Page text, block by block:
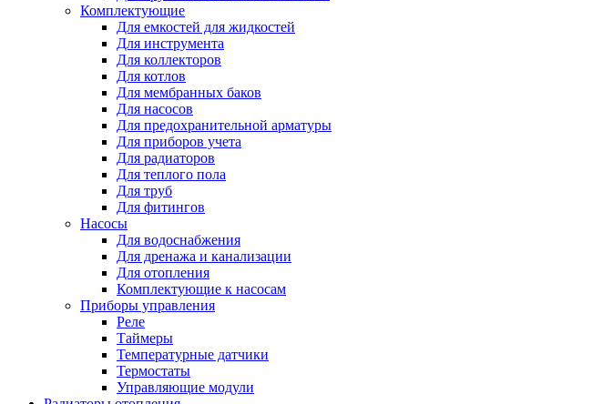
Комплектующие
Для емкостей для жидкостей
Для инструмента
Для коллекторов
Для котлов
Для мембранных баков
Для насосов
Для предохранительной арматуры
Для приборов учета
Для радиаторов
Для теплого пола
Для труб
Для фитингов
Насосы
Для водоснабжения
Для дренажа и канализации
Для отопления
Комплектующие к насосам
Приборы управления
Реле
Таймеры
Температурные датчики
Термостаты
Управляющие модули